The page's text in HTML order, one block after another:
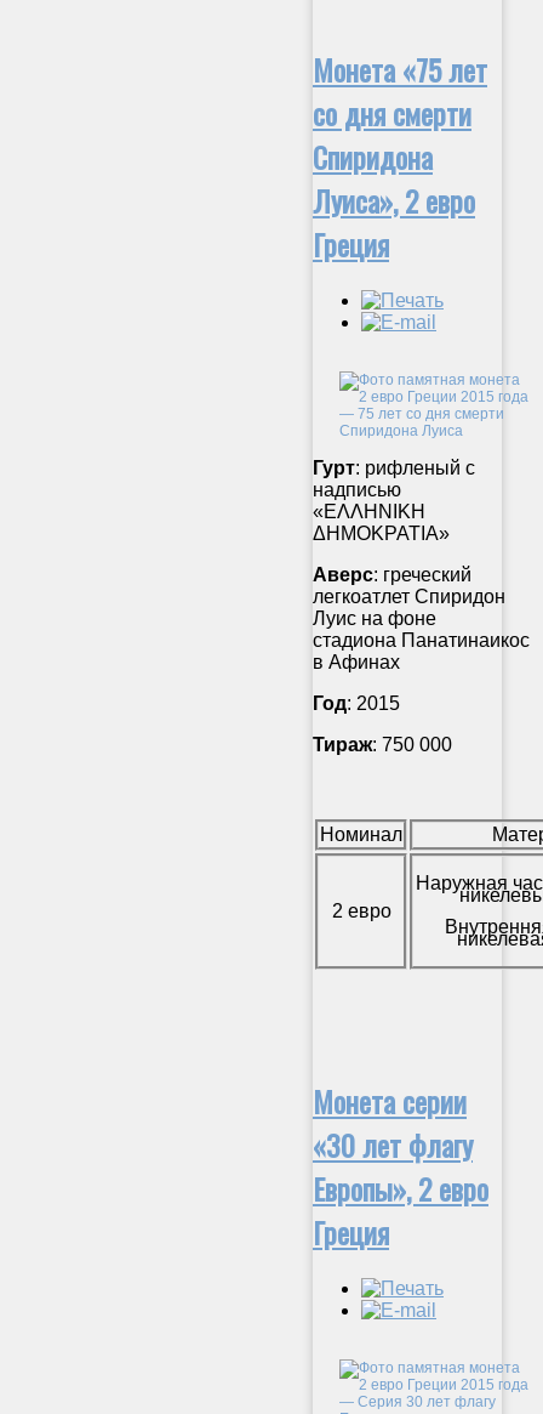
Монета «75 лет
со дня смерти
Спиридона
Луиса», 2 евро
Греция
Гурт: рифленый с
надписью
«ΕΛΛΗΝΙΚΗ
ΔΗΜΟΚΡΑΤΙΑ»
Аверс: греческий
легкоатлет Спиридон
Луис на фоне
стадиона Панатинаикос
в Афинах
Год: 2015
Тираж: 750 000
Номинал
2 евро
Наружная
Монета серии
«30 лет флагу
Европы», 2 евро
Греция